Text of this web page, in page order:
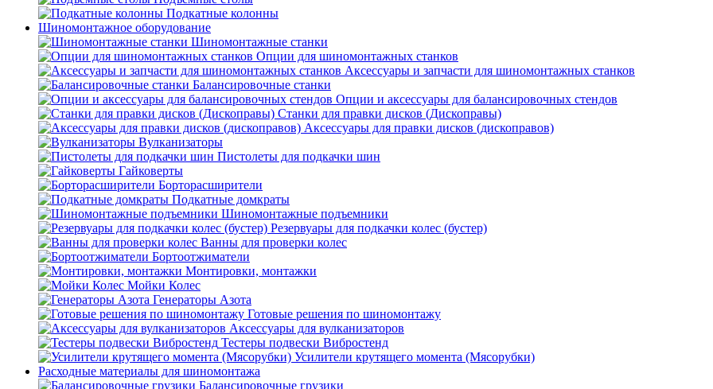
Подкатные колонны
Шиномонтажное оборудование
Шиномонтажные станки
Опции для шиномонтажных станков
Аксессуары и запчасти для шиномонтажных станков
Балансировочные станки
Опции и аксессуары для балансировочных стендов
Станки для правки дисков (Дископравы)
Аксессуары для правки дисков (дископравов)
Вулканизаторы
Пистолеты для подкачки шин
Гайковерты
Борторасширители
Подкатные домкраты
Шиномонтажные подъемники
Резервуары для подкачки колес (бустер)
Ванны для проверки колес
Бортоотжиматели
Монтировки, монтажки
Мойки Колес
Генераторы Азота
Готовые решения по шиномонтажу
Аксессуары для вулканизаторов
Тестеры подвески Вибростенд
Усилители крутящего момента (Мясорубки)
Расходные материалы для шиномонтажа
Балансировочные грузики